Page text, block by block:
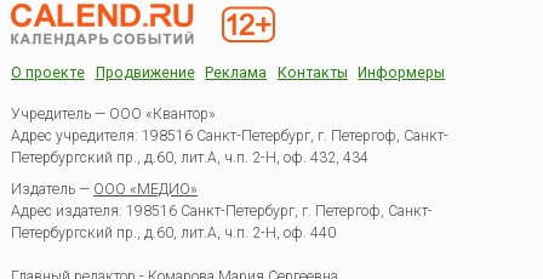
О проекте Продвижение Реклама Контакты Информеры
Учредитель — ООО «Квантор»
Адрес учредителя: 198516 Санкт-Петербург, г. Петергоф, Санкт-
Петербургский пр., д.60, лит.А, ч.п. 2-Н, оф. 432, 434
Издатель — ООО «МЕДИО»
Адрес издателя: 198516 Санкт-Петербург, г. Петергоф, Санкт-
Петербургский пр., д.60, лит.А, ч.п. 2-Н, оф. 440